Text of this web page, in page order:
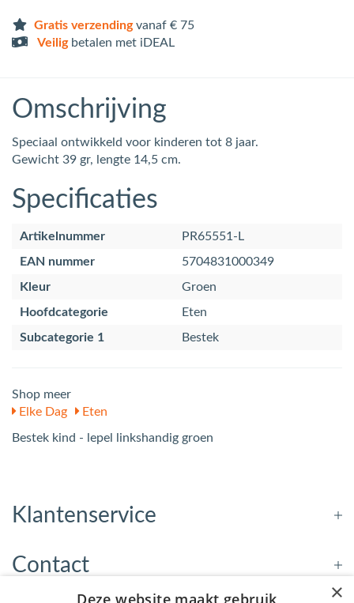
Gratis verzendingvanaf € 75
Veiligbetalen met iDEAL
Omschrijving
Speciaal ontwikkeld voor kinderen tot 8 jaar.
Gewicht 39 gr, lengte 14,5 cm.
Specificaties
Artikelnummer
PR65551-L
EAN nummer
5704831000349
Kleur
Groen
Hoofdcategorie
Eten
Subcategorie 1
Bestek
Shop meer
Elke Dag
Eten
Bestek kind - lepel linkshandig groen
Klantenservice
Contact
×
Deze website maakt gebruik